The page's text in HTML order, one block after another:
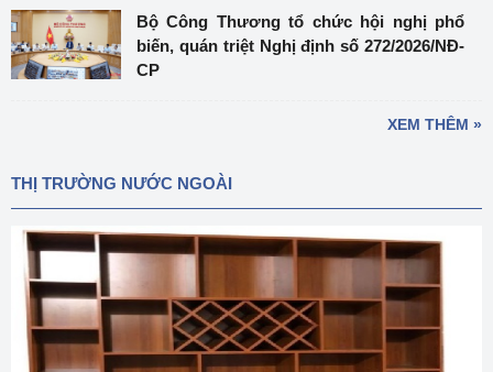
Bộ Công Thương tổ chức hội nghị phổ
biến, quán triệt Nghị định số 272/2026/NĐ-
CP
XEM THÊM »
THỊ TRƯỜNG NƯỚC NGOÀI